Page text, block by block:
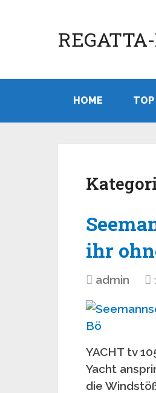
HOME TOP
ihr
admin
YACHT tv
Yacht
die